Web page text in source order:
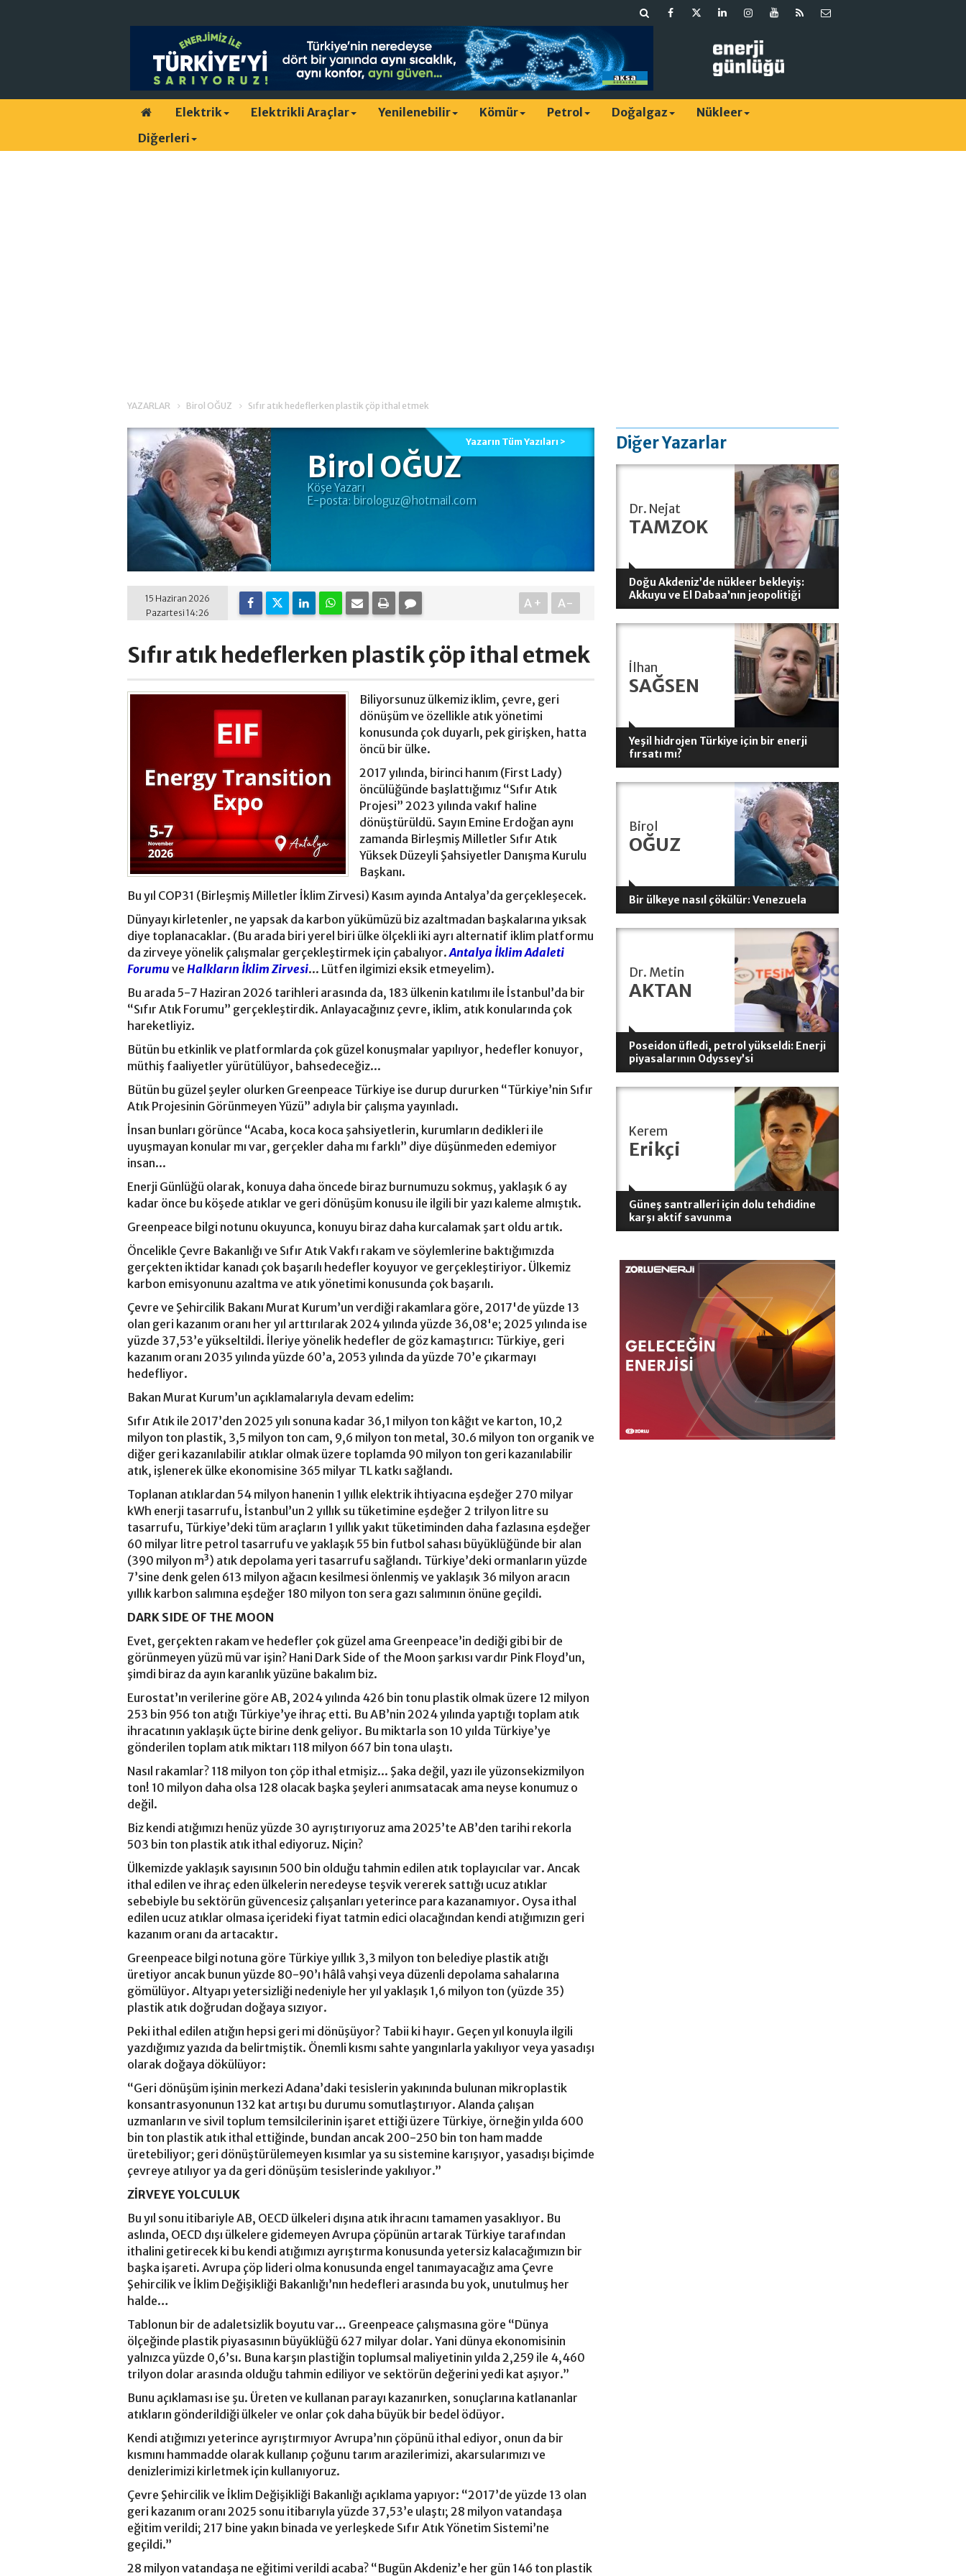
Elektrik Elektrikli Araçlar Yenilenebilir Kömür Petrol Doğalgaz
Nükleer
Diğerleri
YAZARLAR Birol OĞUZ Sıfır atık hedeflerken plastik çöp ithal etmek
Birol OĞUZ
Köşe Yazarı
E-posta: birologuz@hotmail.com
Yazarın Tüm Yazıları >
15 Haziran 2026
Pazartesi 14:26
A+ A-
Sıfır atık hedeflerken plastik çöp ithal etmek
Biliyorsunuz ülkemiz iklim, çevre, geri
dönüşüm ve özellikle atık yönetimi
konusunda çok duyarlı, pek girişken, hatta
öncü bir ülke.
2017 yılında, birinci hanım (First Lady)
öncülüğünde başlattığımız “Sıfır Atık
Projesi” 2023 yılında vakıf haline
dönüştürüldü. Sayın Emine Erdoğan aynı
zamanda Birleşmiş Milletler Sıfır Atık
Yüksek Düzeyli Şahsiyetler Danışma Kurulu
Başkanı.
Bu yıl COP31 (Birleşmiş Milletler İklim Zirvesi) Kasım ayında Antalya’da gerçekleşecek.
Dünyayı kirletenler, ne yapsak da karbon yükümüzü biz azaltmadan başkalarına yıksak
diye toplanacaklar. (Bu arada biri yerel biri ülke ölçekli iki ayrı alternatif iklim platformu
da zirveye yönelik çalışmalar gerçekleştirmek için çabalıyor.Antalya İklim Adaleti
Forumuve Halkların İklim Zirvesi... Lütfen ilgimizi eksik etmeyelim).
Bu arada 5-7 Haziran 2026 tarihleri arasında da, 183 ülkenin katılımı ile İstanbul’da bir
“Sıfır Atık Forumu” gerçekleştirdik. Anlayacağınız çevre, iklim, atık konularında çok
hareketliyiz.
Bütün bu etkinlik ve platformlarda çok güzel konuşmalar yapılıyor, hedefler konuyor,
müthiş faaliyetler yürütülüyor, bahsedeceğiz...
Bütün bu güzel şeyler olurken Greenpeace Türkiye ise durup dururken “Türkiye’nin Sıfır
Atık Projesinin Görünmeyen Yüzü” adıyla bir çalışma yayınladı.
İnsan bunları görünce “Acaba, koca koca şahsiyetlerin, kurumların dedikleri ile
uyuşmayan konular mı var, gerçekler daha mı farklı” diye düşünmeden edemiyor
insan...
Enerji Günlüğü olarak, konuya daha öncede biraz burnumuzu sokmuş, yaklaşık 6 ay
kadar önce bu köşede atıklar ve geri dönüşüm konusu ile ilgili bir yazı kaleme almıştık.
Greenpeace bilgi notunu okuyunca, konuyu biraz daha kurcalamak şart oldu artık.
Öncelikle Çevre Bakanlığı ve Sıfır Atık Vakfı rakam ve söylemlerine baktığımızda
gerçekten iktidar kanadı çok başarılı hedefler koyuyor ve gerçekleştiriyor. Ülkemiz
karbon emisyonunu azaltma ve atık yönetimi konusunda çok başarılı.
Çevre ve Şehircilik Bakanı Murat Kurum’un verdiği rakamlara göre, 2017'de yüzde 13
olan geri kazanım oranı her yıl arttırılarak 2024 yılında yüzde 36,08'e; 2025 yılında ise
yüzde 37,53’e yükseltildi. İleriye yönelik hedefler de göz kamaştırıcı: Türkiye, geri
kazanım oranı 2035 yılında yüzde 60’a, 2053 yılında da yüzde 70’e çıkarmayı
hedefliyor.
Bakan Murat Kurum’un açıklamalarıyla devam edelim:
Sıfır Atık ile 2017’den 2025 yılı sonuna kadar 36,1 milyon ton kâğıt ve karton, 10,2
milyon ton plastik, 3,5 milyon ton cam, 9,6 milyon ton metal, 30.6 milyon ton organik ve
diğer geri kazanılabilir atıklar olmak üzere toplamda 90 milyon ton geri kazanılabilir
atık, işlenerek ülke ekonomisine 365 milyar TL katkı sağlandı.
Toplanan atıklardan 54 milyon hanenin 1 yıllık elektrik ihtiyacına eşdeğer 270 milyar
kWh enerji tasarrufu, İstanbul’un 2 yıllık su tüketimine eşdeğer 2 trilyon litre su
tasarrufu, Türkiye’deki tüm araçların 1 yıllık yakıt tüketiminden daha fazlasına eşdeğer
60 milyar litre petrol tasarrufu ve yaklaşık 55 bin futbol sahası büyüklüğünde bir alan
(390 milyon m³) atık depolama yeri tasarrufu sağlandı. Türkiye’deki ormanların yüzde
7’sine denk gelen 613 milyon ağacın kesilmesi önlenmiş ve yaklaşık 36 milyon aracın
yıllık karbon salımına eşdeğer 180 milyon ton sera gazı salımının önüne geçildi.
DARK SIDE OF THE MOON
Evet, gerçekten rakam ve hedefler çok güzel ama Greenpeace’in dediği gibi bir de
görünmeyen yüzü mü var işin? Hani Dark Side of the Moon şarkısı vardır Pink Floyd’un,
şimdi biraz da ayın karanlık yüzüne bakalım biz.
Eurostat’ın verilerine göre AB, 2024 yılında 426 bin tonu plastik olmak üzere 12 milyon
253 bin 956 ton atığı Türkiye’ye ihraç etti. Bu AB’nin 2024 yılında yaptığı toplam atık
ihracatının yaklaşık üçte birine denk geliyor. Bu miktarla son 10 yılda Türkiye’ye
gönderilen toplam atık miktarı 118 milyon 667 bin tona ulaştı.
Nasıl rakamlar? 118 milyon ton çöp ithal etmişiz... Şaka değil, yazı ile yüzonsekizmilyon
ton! 10 milyon daha olsa 128 olacak başka şeyleri anımsatacak ama neyse konumuz o
değil.
Biz kendi atığımızı henüz yüzde 30 ayrıştırıyoruz ama 2025’te AB’den tarihi rekorla
503 bin ton plastik atık ithal ediyoruz. Niçin?
Ülkemizde yaklaşık sayısının 500 bin olduğu tahmin edilen atık toplayıcılar var. Ancak
ithal edilen ve ihraç eden ülkelerin neredeyse teşvik vererek sattığı ucuz atıklar
sebebiyle bu sektörün güvencesiz çalışanları yeterince para kazanamıyor. Oysa ithal
edilen ucuz atıklar olmasa içerideki fiyat tatmin edici olacağından kendi atığımızın geri
kazanım oranı da artacaktır.
Greenpeace bilgi notuna göre Türkiye yıllık 3,3 milyon ton belediye plastik atığı
üretiyor ancak bunun yüzde 80-90’ı hâlâ vahşi veya düzenli depolama sahalarına
gömülüyor. Altyapı yetersizliği nedeniyle her yıl yaklaşık 1,6 milyon ton (yüzde 35)
plastik atık doğrudan doğaya sızıyor.
Peki ithal edilen atığın hepsi geri mi dönüşüyor? Tabii ki hayır. Geçen yıl konuyla ilgili
yazdığımız yazıda da belirtmiştik. Önemli kısmı sahte yangınlarla yakılıyor veya yasadışı
olarak doğaya dökülüyor:
“Geri dönüşüm işinin merkezi Adana’daki tesislerin yakınında bulunan mikroplastik
konsantrasyonunun 132 kat artışı bu durumu somutlaştırıyor. Alanda çalışan
uzmanların ve sivil toplum temsilcilerinin işaret ettiği üzere Türkiye, örneğin yılda 600
bin ton plastik atık ithal ettiğinde, bundan ancak 200-250 bin ton ham madde
üretebiliyor; geri dönüştürülemeyen kısımlar ya su sistemine karışıyor, yasadışı biçimde
çevreye atılıyor ya da geri dönüşüm tesislerinde yakılıyor.”
ZİRVEYE YOLCULUK
Bu yıl sonu itibariyle AB, OECD ülkeleri dışına atık ihracını tamamen yasaklıyor. Bu
aslında, OECD dışı ülkelere gidemeyen Avrupa çöpünün artarak Türkiye tarafından
ithalini getirecek ki bu kendi atığımızı ayrıştırma konusunda yetersiz kalacağımızın bir
başka işareti. Avrupa çöp lideri olma konusunda engel tanımayacağız ama Çevre
Şehircilik ve İklim Değişikliği Bakanlığı’nın hedefleri arasında bu yok, unutulmuş her
halde…
Tablonun bir de adaletsizlik boyutu var… Greenpeace çalışmasına göre “Dünya
ölçeğinde plastik piyasasının büyüklüğü 627 milyar dolar. Yani dünya ekonomisinin
yalnızca yüzde 0,6’sı. Buna karşın plastiğin toplumsal maliyetinin yılda 2,259 ile 4,460
trilyon dolar arasında olduğu tahmin ediliyor ve sektörün değerini yedi kat aşıyor.”
Bunu açıklaması ise şu. Üreten ve kullanan parayı kazanırken, sonuçlarına katlananlar
atıkların gönderildiği ülkeler ve onlar çok daha büyük bir bedel ödüyor.
Kendi atığımızı yeterince ayrıştırmıyor Avrupa’nın çöpünü ithal ediyor, onun da bir
kısmını hammadde olarak kullanıp çoğunu tarım arazilerimizi, akarsularımızı ve
denizlerimizi kirletmek için kullanıyoruz.
Çevre Şehircilik ve İklim Değişikliği Bakanlığı açıklama yapıyor: “2017’de yüzde 13 olan
geri kazanım oranı 2025 sonu itibarıyla yüzde 37,53’e ulaştı; 28 milyon vatandaşa
eğitim verildi; 217 bine yakın binada ve yerleşkede Sıfır Atık Yönetim Sistemi’ne
geçildi.”
28 milyon vatandaşa ne eğitimi verildi acaba? “Bugün Akdeniz’e her gün 146 ton plastik
Diğer Yazarlar
Dr. Nejat
TAMZOK
Doğu Akdeniz’de nükleer bekleyiş:
Akkuyu ve El Dabaa’nın jeopolitiği
İlhan
SAĞSEN
Yeşil hidrojen Türkiye için bir enerji
fırsatı mı?
Birol
OĞUZ
Bir ülkeye nasıl çökülür: Venezuela
Dr. Metin
AKTAN
Poseidon üfledi, petrol yükseldi: Enerji
piyasalarının Odyssey’si
Kerem
Erikçi
Güneş santralleri için dolu tehdidine
karşı aktif savunma